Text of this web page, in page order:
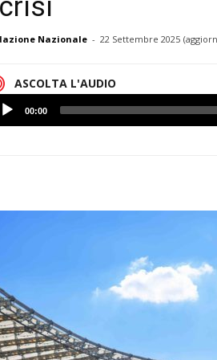
Nazionale - 22 Settembre 2025
ASCOLTA L'AUDIO
00:00